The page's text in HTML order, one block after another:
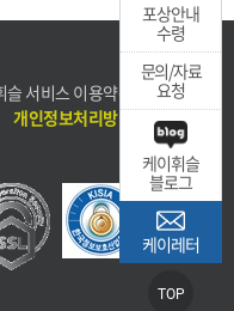
포상안내
수령
문의/자료
요청
케이휘슬
블로그
케이레터
TOP
슬 서비스 이용약관
개인정보처리방침